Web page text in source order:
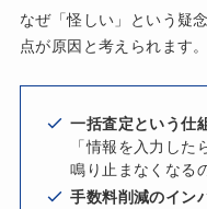
なぜ「怪しい」という疑
点が原因と考えられます。
一括査定という仕
「情報を入力し
鳴り止まなくなる
手数料削減のイン